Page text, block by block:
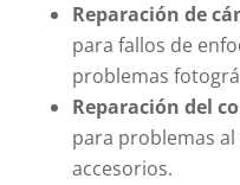
Reparación de
para fallos de
problemas
Reparación del
para problemas
accesorios.